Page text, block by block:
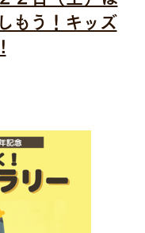
もう！キッズ